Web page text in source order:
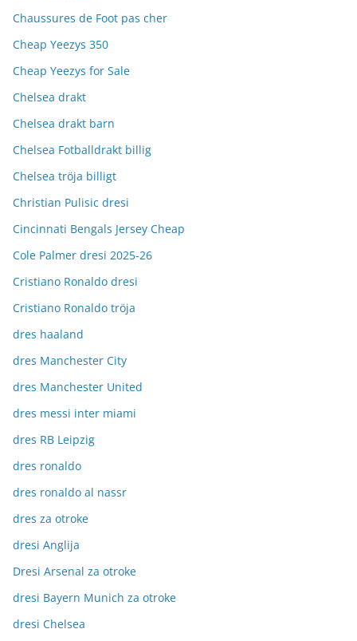
Chaussures de Foot pas cher
Cheap Yeezys 350
Cheap Yeezys for Sale
Chelsea drakt
Chelsea drakt barn
Chelsea Fotballdrakt billig
Chelsea tröja billigt
Christian Pulisic dresi
Cincinnati Bengals Jersey Cheap
Cole Palmer dresi 2025-26
Cristiano Ronaldo dresi
Cristiano Ronaldo tröja
dres haaland
dres Manchester City
dres Manchester United
dres messi inter miami
dres RB Leipzig
dres ronaldo
dres ronaldo al nassr
dres za otroke
dresi Anglija
Dresi Arsenal za otroke
dresi Bayern Munich za otroke
dresi Chelsea